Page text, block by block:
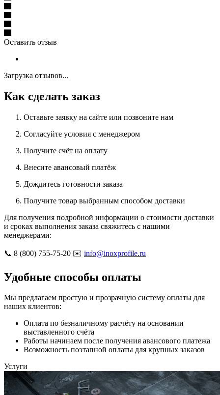
Оставить отзыв
Загрузка отзывов...
Как сделать заказ
Оставьте заявку на сайте или позвоните нам
Согласуйте условия с менеджером
Получите счёт на оплату
Внесите авансовый платёж
Дождитесь готовности заказа
Получите товар выбранным способом доставки
Для получения подробной информации о стоимости доставки
и сроках выполнения заказа свяжитесь с нашими
менеджерами:
📞 8 (800) 755-75-20 ✉️ info@inoxprofile.ru
Удобные способы оплаты
Мы предлагаем простую и прозрачную систему оплаты для
наших клиентов:
Оплата по безналичному расчёту на основании
выставленного счёта
Работы начинаем после получения авансового платежа
Возможность поэтапной оплаты для крупных заказов
Услуги